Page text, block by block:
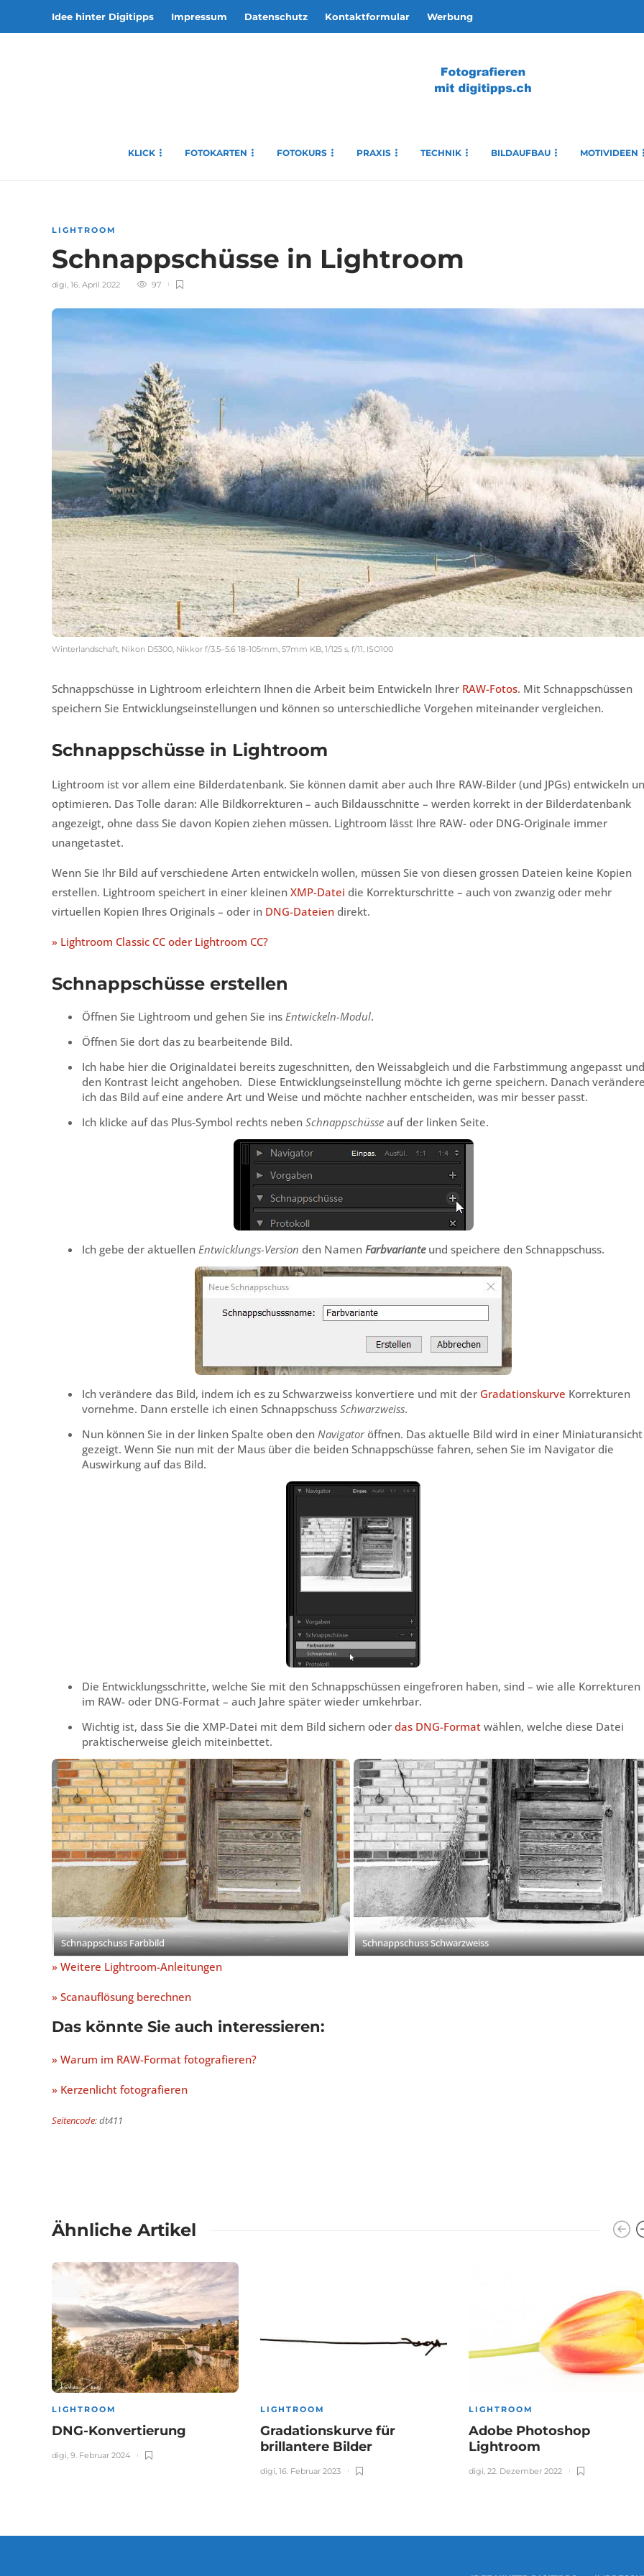
Idee hinter Digitipps Impressum Datenschutz Kontaktformular Werbung
KLICK FOTOKARTEN FOTOKURS PRAXIS TECHNIK BILDAUFBAU MOTIVIDEEN
LIGHTROOM
Schnappschüsse in Lightroom
digi, 16. April 2022 97
Winterlandschaft, Nikon D5300, Nikkor f/3.5–5.6 18-105mm, 57mm KB, 1/125 s, f/11, ISO100
Schnappschüsse in Lightroom erleichtern Ihnen die Arbeit beim Entwickeln Ihrer RAW-Fotos. Mit Schnappschüssen
speichern Sie Entwicklungseinstellungen und können so unterschiedliche Vorgehen miteinander vergleichen.
Schnappschüsse in Lightroom
Lightroom ist vor allem eine Bilderdatenbank. Sie können damit aber auch Ihre RAW-Bilder (und JPGs) entwickeln
optimieren. Das Tolle daran: Alle Bildkorrekturen – auch Bildausschnitte – werden korrekt in der Bilderdatenbank
angezeigt, ohne dass Sie davon Kopien ziehen müssen. Lightroom lässt Ihre RAW- oder DNG-Originale immer
unangetastet.
Wenn Sie Ihr Bild auf verschiedene Arten entwickeln wollen, müssen Sie von diesen grossen Dateien keine Kopien
erstellen. Lightroom speichert in einer kleinen XMP-Datei die Korrekturschritte – auch von zwanzig oder mehr
virtuellen Kopien Ihres Originals – oder in DNG-Dateien direkt.
» Lightroom Classic CC oder Lightroom CC?
Schnappschüsse erstellen
Öffnen Sie Lightroom und gehen Sie ins Entwickeln-Modul.
Öffnen Sie dort das zu bearbeitende Bild.
Ich habe hier die Originaldatei bereits zugeschnitten, den Weissabgleich und die Farbstimmung angepasst und
den Kontrast leicht angehoben. Diese Entwicklungseinstellung möchte ich gerne speichern. Danach
ich das Bild auf eine andere Art und Weise und möchte nachher entscheiden, was mir besser passt.
Ich klicke auf das Plus-Symbol rechts neben Schnappschüsse auf der linken Seite.
Ich gebe der aktuellen Entwicklungs-Version den Namen Farbvariante und speichere den Schnappschuss.
Ich verändere das Bild, indem ich es zu Schwarzweiss konvertiere und mit der Gradationskurve Korrekturen
vornehme. Dann erstelle ich einen Schnappschuss Schwarzweiss.
Nun können Sie in der linken Spalte oben den Navigatoröffnen. Das aktuelle Bild wird in einer Miniaturansicht
gezeigt. Wenn Sie nun mit der Maus über die beiden Schnappschüsse fahren, sehen Sie im Navigator die
Auswirkung auf das Bild.
Die Entwicklungsschritte, welche Sie mit den Schnappschüssen eingefroren haben, sind – wie alle Korrekturen
im RAW- oder DNG-Format – auch Jahre später wieder umkehrbar.
Wichtig ist, dass Sie die XMP-Datei mit dem Bild sichern oder das DNG-Format wählen, welche diese Datei
praktischerweise gleich miteinbettet.
Schnappschuss Farbbild Schnappschuss Schwarzweiss
» Weitere Lightroom-Anleitungen
» Scanauflösung berechnen
Das könnte Sie auch interessieren:
» Warum im RAW-Format fotografieren?
» Kerzenlicht fotografieren
Seitencode: dt411
Ähnliche Artikel
LIGHTROOM
DNG-Konvertierung
digi, 9. Februar 2024
LIGHTROOM
Gradationskurve für
brillantere Bilder
digi, 16. Februar 2023
LIGHTROOM
Adobe Photoshop
Lightroom
digi, 22. Dezember 2022